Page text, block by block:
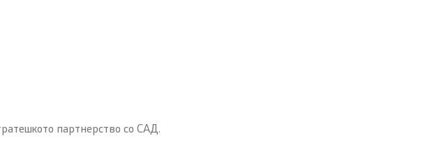
партнерство со САД.